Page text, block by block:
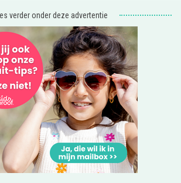
verder onder deze advertentie